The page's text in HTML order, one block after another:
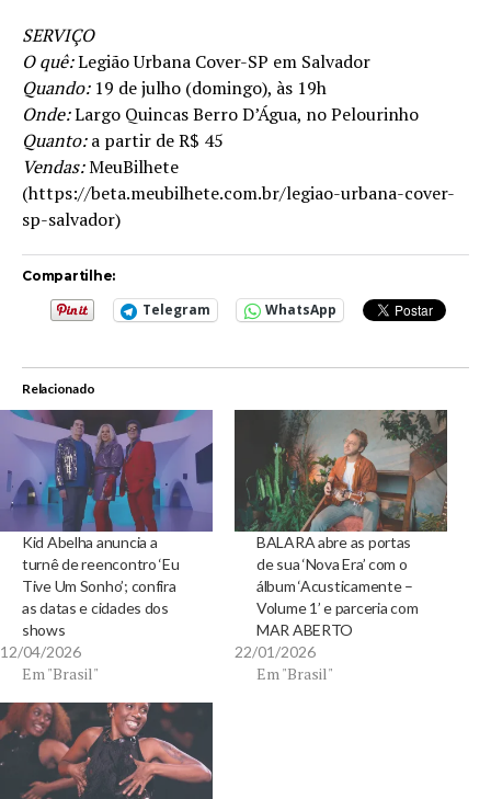
SERVIÇO
O quê:Legião Urbana Cover-SP em Salvador
Quando:19 de julho (domingo), às 19h
Onde:Largo Quincas Berro D’Água, no Pelourinho
Quanto:a partir de R$ 45
Vendas:MeuBilhete
(https://beta.meubilhete.com.br/legiao-urbana-cover-
sp-salvador)
Compartilhe:
Telegram WhatsApp
Relacionado
Kid Abelha anuncia a
turnê de reencontro ‘Eu
Tive Um Sonho’; confira
as datas e cidades dos
shows
12/04/2026
Em "Brasil"
BALARA abre as portas
de sua ‘Nova Era’ com o
álbum ‘Acusticamente –
Volume 1’ e parceria com
MAR ABERTO
22/01/2026
Em "Brasil"